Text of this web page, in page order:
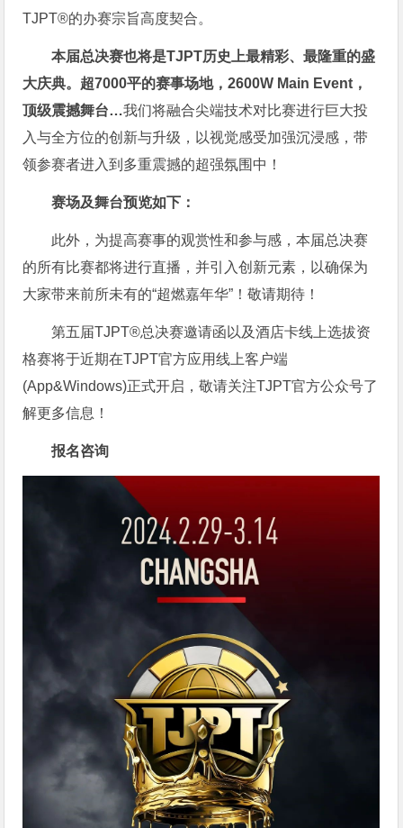
TJPT®的办赛宗旨高度契合。
本届总决赛也将是TJPT历史上最精彩、最隆重的盛
大庆典。 超7000平的赛事场地，2600W Main Event，
顶级震撼舞台…我们将融合尖端技术对比赛进行巨大投
入与全方位的创新与升级，以视觉感受加强沉浸感，带
领参赛者进入到多重震撼的超强氛围中！
赛场及舞台预览如下：
此外，为提高赛事的观赏性和参与感，本届总决赛
的所有比赛都将进行直播，并引入创新元素，以确保为
大家带来前所未有的“超燃嘉年华”！敬请期待！
第五届TJPT®总决赛邀请函以及酒店卡线上选拔资
格赛将于近期在TJPT官方应用线上客户端
(App&Windows)正式开启，敬请关注TJPT官方公众号了
解更多信息！
报名咨询